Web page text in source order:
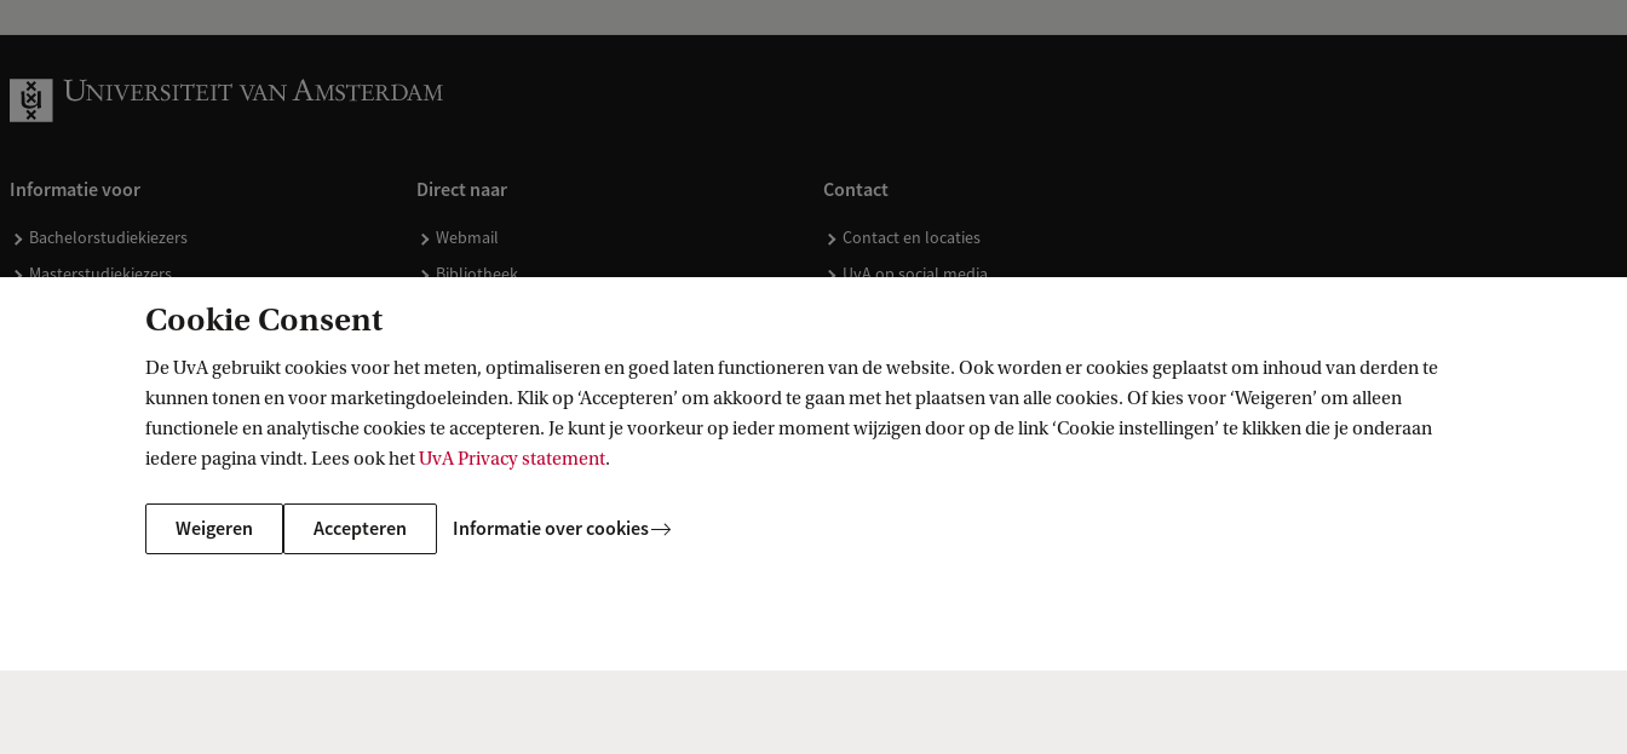
Informatie voor
Bachelorstudiekiezers
Masterstudiekiezers
Schooldecanen en vakdocenten
Direct naar
Webmail
Bibliotheek
Doneren
Merchandise kopen
Contact
Contact en locaties
UvA op social media
Cookie Consent
De UvA gebruikt cookies voor het meten, optimaliseren en goed laten functioneren van de website. Ook worden er cookies geplaatst om inhoud van derden te
kunnen tonen en voor marketingdoeleinden. Klik op ‘Accepteren’ om akkoord te gaan met het plaatsen van alle cookies. Of kies voor ‘Weigeren’ om alleen
functionele en analytische cookies te accepteren. Je kunt je voorkeur op ieder moment wijzigen door op de link ‘Cookie instellingen’ te klikken die je onderaan
iedere pagina vindt. Lees ook hetUvA Privacy statement.
Weigeren Accepteren Informatie over cookies